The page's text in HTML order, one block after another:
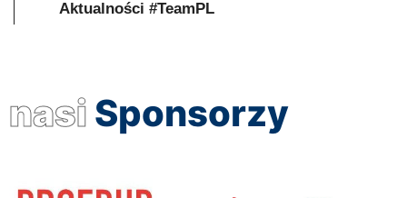
Aktualności #TeamPL
nasi Sponsorzy